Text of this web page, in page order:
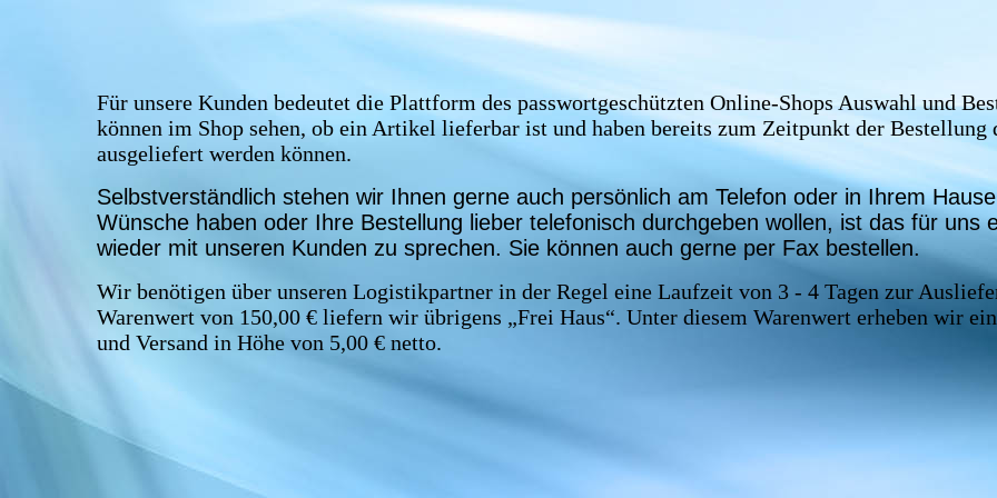
Für unsere Kunden bedeutet die Plattform des passwortgeschützten Online-Shops Auswahl und
können im Shop sehen, ob ein Artikel lieferbar ist und haben bereits zum Zeitpunkt der
ausgeliefert werden können.
Selbstverständlich stehen wir Ihnen gerne auch persönlich am Telefon oder in Ihrem
Wünsche haben oder Ihre Bestellung lieber telefonisch durchgeben wollen, ist das für uns
wieder mit unseren Kunden zu sprechen. Sie können auch gerne per Fax bestellen.
Wir benötigen über unseren Logistikpartner in der Regel eine Laufzeit von 3 - 4 Tagen zur
Warenwert von 150,00 € liefern wir übrigens „Frei Haus“. Unter diesem Warenwert erheben wir
und Versand in Höhe von 5,00 € netto.